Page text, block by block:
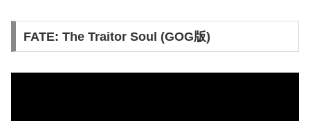
FATE: The Traitor Soul (GOG版)